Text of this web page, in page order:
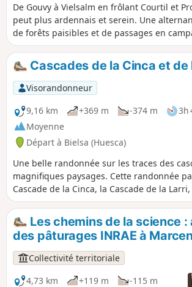
De Gouvy à Vielsalm en frôlant Courtil et
peut plus ardennais et serein. Une
de forêts paisibles et de passages en
idéalement vallonnées. Le relief s'accentue
rapprochant de Vielsalm. La traversée du
Comté, puis le passage de la crête
panorama grandiose se savourent
descente typique vers Vielsalm, tout y est,
de Bonalfa, les myrtilliers... et les macralles
Cascades de la Cinca et de
Visorandonneur
9,16 km
+369 m -374 m
3h
Moyenne
Départ à Bielsa (Huesca)
Une belle randonnée sur les traces des
magnifiques paysages. Cette randonnée
Cascade de la Cinca, la Cascade de la
de la Larri et un point de vue en hauteur
montagnes. Il y a aussi de nombreux
tant d’autres sur la Cascade de la Larri. Il
à une zone dangereuse avec la traversée
existe aussi un coin pique-nique très sympa
les montagnes et à côté de l’eau. Merci de
sentiers, et de respecter la montagne
Les chemins de la science
des pâturages INRAE à
Collectivité territoriale
4,73 km
+119 m
-115 m